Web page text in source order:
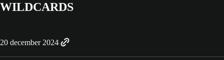
WILDCARDS
20 december 2024